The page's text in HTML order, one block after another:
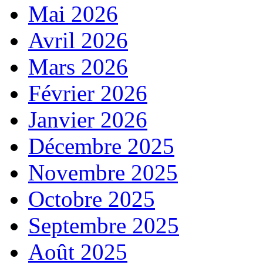
Mai 2026
Avril 2026
Mars 2026
Février 2026
Janvier 2026
Décembre 2025
Novembre 2025
Octobre 2025
Septembre 2025
Août 2025